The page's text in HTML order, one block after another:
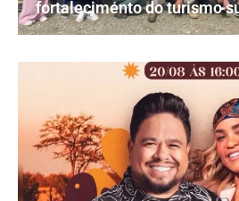
fortalecimento do turismo